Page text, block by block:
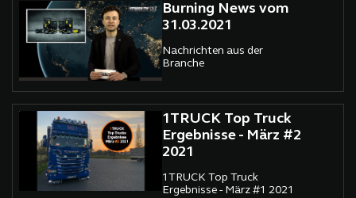
Burning News vom
31.03.2021
Nachrichten aus der
Branche
1TRUCK Top Truck
Ergebnisse - März #2
2021
1TRUCK Top Truck
Ergebnisse - März #1 2021